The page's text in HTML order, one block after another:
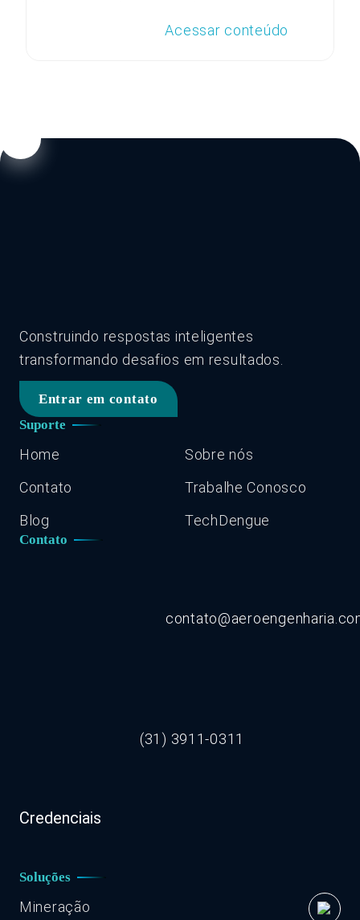
Acessar conteúdo
Construindo respostas inteligentes
transformando desafios em resultados.
Entrar em contato
Suporte
Home
Sobre nós
Contato
Trabalhe Conosco
Blog
TechDengue
Contato
(31) 3911-0311
Credenciais
Soluções
Mineração